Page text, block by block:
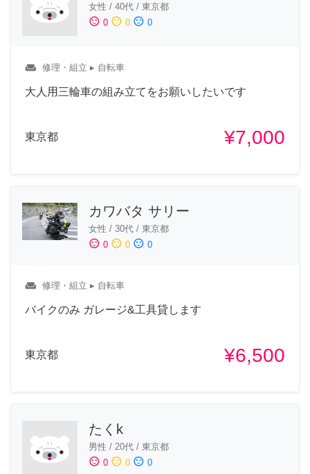
女性 / 40代 / 東京都
sentiment_satisfied 0 sentiment_neutral 0 sentiment_dissatisfied 0
weekend 修理・組立 ▸ 自転車
大人用三輪車の組み立てをお願いしたいです
東京都 ¥7,000
カワバタ サリー
女性 / 30代 / 東京都
sentiment_satisfied 0 sentiment_neutral 0 sentiment_dissatisfied 0
weekend 修理・組立 ▸ 自転車
バイクのみ ガレージ&工具貸します
東京都 ¥6,500
たくk
男性 / 20代 / 東京都
sentiment_satisfied 0 sentiment_neutral 0 sentiment_dissatisfied 0